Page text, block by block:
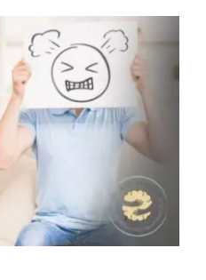
não
e
Atendimento Online
Comunicação não
Relacionamentos pessoais
Terapias Individuais